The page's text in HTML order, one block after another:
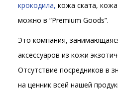
крокодила, кожа ската,
можно в “Premium Goods”.
Это компания,
аксессуаров из кожи
Отсутствие посредников в
на ценник всей нашей